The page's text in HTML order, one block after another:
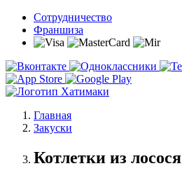
Сотрудничество
Франшиза
Главная
Закуски
Котлетки из лосося